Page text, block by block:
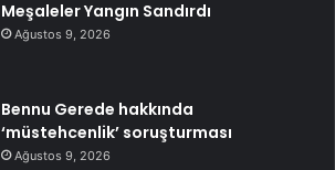
Meşaleler Yangın Sandırdı
Ağustos 9, 2026
Bennu Gerede hakkında
‘müstehcenlik’ soruşturması
Ağustos 9, 2026